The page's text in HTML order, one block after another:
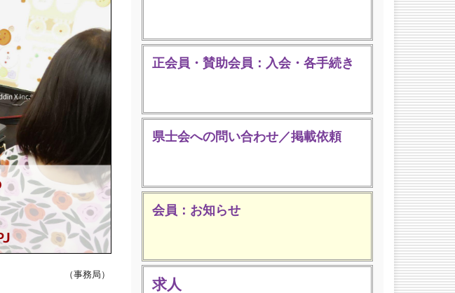
（事務局）
正会員・賛助会員：入会・各手続き
県士会への問い合わせ／掲載依頼
会員：お知らせ
求人